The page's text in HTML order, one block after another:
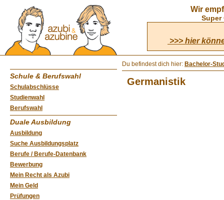
Wir
Super
>>> hier
Schule & Berufswahl
Schulabschlüsse
Studienwahl
Berufswahl
Duale Ausbildung
Ausbildung
Suche Ausbildungsplatz
Berufe / Berufe-Datenbank
Bewerbung
Mein Recht als Azubi
Mein Geld
Prüfungen
Du befindest dich hier: Bachelor-
Germanistik